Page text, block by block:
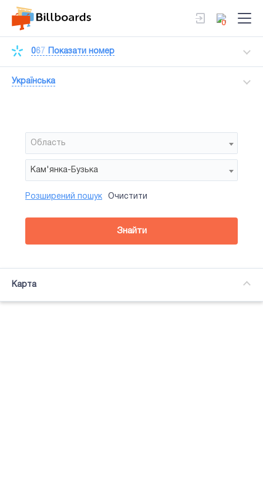
0
067 Показати номер
Українська
Область
Кам'янка-Бузька
Район
Сторона
Усi
Підсвітка
Розширений пошук Очистити
Знайти
Карта